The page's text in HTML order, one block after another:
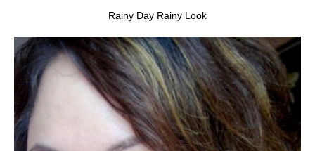
Rainy Day Rainy Look